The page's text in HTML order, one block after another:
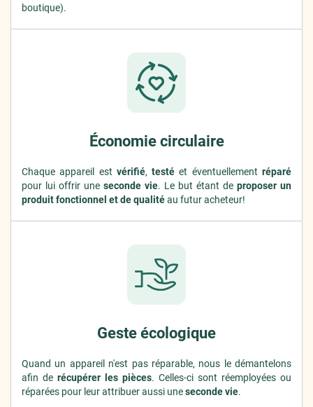
boutique).
Économie circulaire
Chaque appareil est vérifié,testé et éventuellementréparé
pour lui offrir une seconde vie. Le but étant de proposer un
produit fonctionnel et de qualitéau futur acheteur!
Geste écologique
Quand un appareil n'est pas réparable, nous le démantelons
afin de récupérer les pièces. Celles-ci sont réemployées ou
réparées pour leur attribuer aussi uneseconde vie.